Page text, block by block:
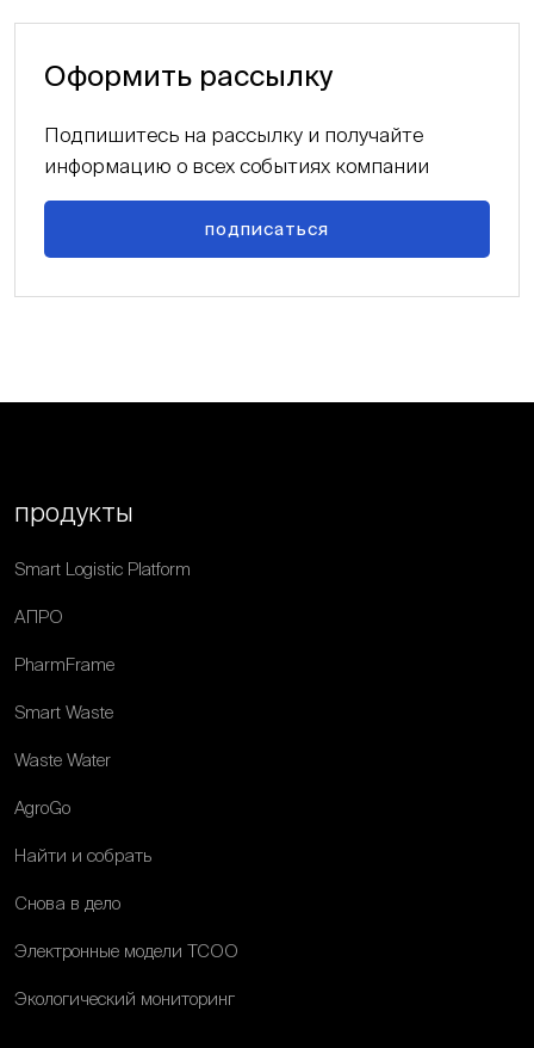
Оформить рассылку
Подпишитесь на рассылку и получайте
информацию о всех событиях компании
подписаться
продукты
Smart Logistic Platform
АПРО
PharmFrame
Smart Waste
Waste Water
AgroGo
Найти и собрать
Снова в дело
Электронные модели ТСОО
Экологический мониторинг